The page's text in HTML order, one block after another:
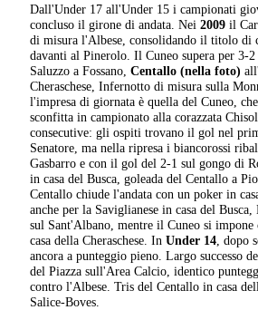
Dall'Under 17 all'Under 15 i campionati
concluso il girone di andata. Nei2009 il
di misura l'Albese, consolidando il titolo di
davanti al Pinerolo. Il Cuneo supera per 3-
Saluzzo a Fossano,Centallo (nella foto)
Cheraschese, Infernotto di misura sulla
l'impresa di giornata è quella del Cuneo,
sconfitta in campionato alla corazzata
consecutive: gli ospiti trovano il gol nel
Senatore, ma nella ripresa i biancorossi
Gasbarro e con il gol del 2-1 sul gongo di
in casa del Busca, goleada del Centallo a
Centallo chiude l'andata con un poker in
anche per la Saviglianese in casa del
sul Sant'Albano, mentre il Cuneo si
casa della Cheraschese. InUnder 14 , dopo
ancora a punteggio pieno. Largo successo
del Piazza sull'Area Calcio, identico
contro l'Albese. Tris del Centallo in casa
Salice-Boves.